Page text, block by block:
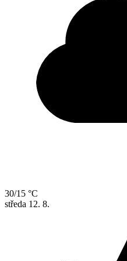
30/15 °C
středa 12. 8.